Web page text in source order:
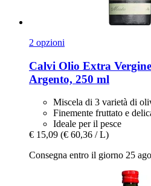
2 opzioni
Calvi Olio Extra
Argento, 250 ml
Miscela di 3 varietà di
Finemente fruttato e
Ideale per il pesce
€ 15,09 (€ 60,36 / L)
Consegna entro il giorno 25